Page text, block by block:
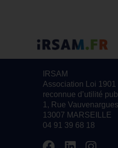
IRSAM
Association Loi 1901
reconnue d’utilité
1, Rue Vauvenargues
13007 MARSEILLE
04 91 39 68 18